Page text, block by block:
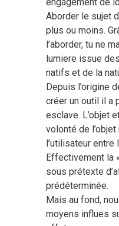
Aborder le sujet
plus ou moins.
l’aborder, tu ne
lumiere issue
natifs et de la
Depuis l’origine
créer un outil il a
esclave. L’objet
volonté de
l’utilisateur entre
Effectivement la
sous prétexte
prédéterminée.
Mais au fond,
moyens influes